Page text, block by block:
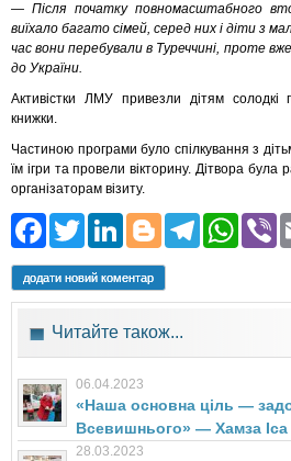
— Після початку повномасштабного
виїхало багато сімей, серед них і діти з
час вони перебували в Туреччині, проте вже
до України.
Активістки ЛМУ привезли дітям солодкі
книжки.
Частиною програми було спілкування з
їм ігри та провели вікторину. Дітвора була
організаторам візиту.
Facebook
Twitter
LinkedIn
Blogger
додати новий коментар
Читайте також...
06.04.2023
«Наша основна ціль —
Всевишнього» — Хамза Іса
28.03.2023